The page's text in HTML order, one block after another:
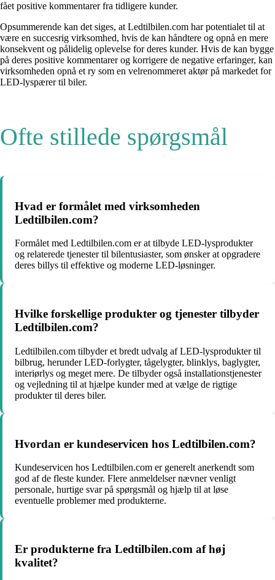
fået positive kommentarer fra tidligere kunder.
Opsummerende kan det siges, at Ledtilbilen.com har potentialet til at
være en succesrig virksomhed, hvis de kan håndtere og opnå en mere
konsekvent og pålidelig oplevelse for deres kunder. Hvis de kan bygge
på deres positive kommentarer og korrigere de negative erfaringer, kan
virksomheden opnå et ry som en velrenommeret aktør på markedet for
LED-lyspærer til biler.
Ofte stillede spørgsmål
Hvad er formålet med virksomheden
Ledtilbilen.com?
Formålet med Ledtilbilen.com er at tilbyde LED-lysprodukter
og relaterede tjenester til bilentusiaster, som ønsker at opgradere
deres billys til effektive og moderne LED-løsninger.
Hvilke forskellige produkter og tjenester tilbyder
Ledtilbilen.com?
Ledtilbilen.com tilbyder et bredt udvalg af LED-lysprodukter til
bilbrug, herunder LED-forlygter, tågelygter, blinklys, baglygter,
interiørlys og meget mere. De tilbyder også installationstjenester
og vejledning til at hjælpe kunder med at vælge de rigtige
produkter til deres biler.
Hvordan er kundeservicen hos Ledtilbilen.com?
Kundeservicen hos Ledtilbilen.com er generelt anerkendt som
god af de fleste kunder. Flere anmeldelser nævner venligt
personale, hurtige svar på spørgsmål og hjælp til at løse
eventuelle problemer med produkterne.
Er produkterne fra Ledtilbilen.com af høj
kvalitet?